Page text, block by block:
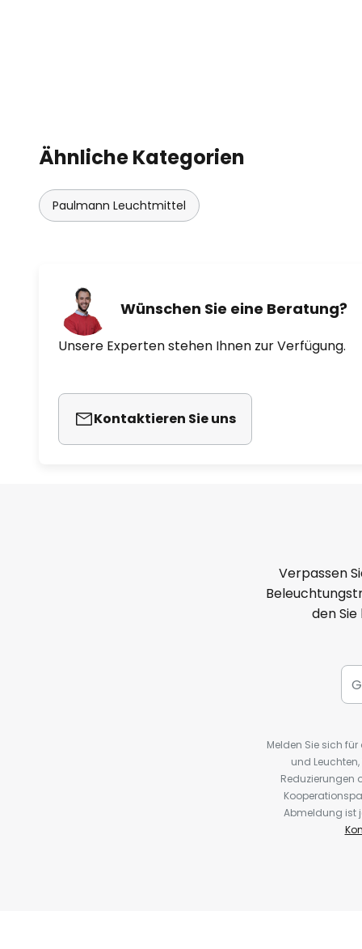
Ähnliche Kategorien
Paulmann Leuchtmittel
Wünschen Sie eine Beratung?
Unsere Experten stehen Ihnen zur Verfügung.
Kontaktieren Sie uns
Verpassen
den
Melden Sie sich
und
Reduzierungen
Abmeldung ist